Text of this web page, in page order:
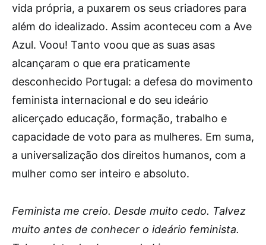
vida própria, a puxarem os seus criadores para
além do idealizado. Assim aconteceu com a Ave
Azul. Voou! Tanto voou que as suas asas
alcançaram o que era praticamente
desconhecido Portugal: a defesa do movimento
feminista internacional e do seu ideário
alicerçado educação, formação, trabalho e
capacidade de voto para as mulheres. Em suma,
a universalização dos direitos humanos, com a
mulher como ser inteiro e absoluto.
Feminista me creio. Desde muito cedo. Talvez
muito antes de conhecer o ideário feminista.